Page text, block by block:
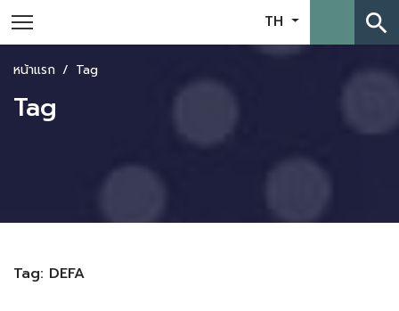
TH search
หน้าแรก Tag
Tag
Tag: DEFA